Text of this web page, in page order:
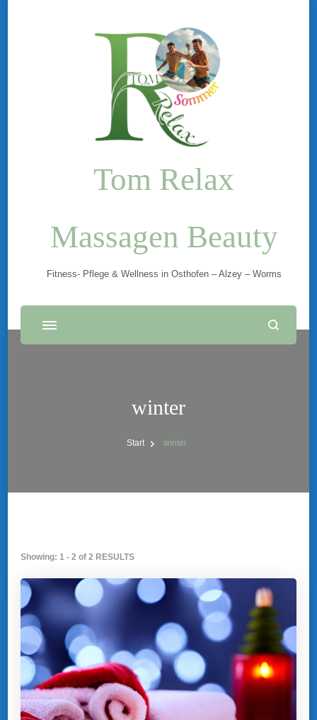
Tom Relax
Massagen Beauty
Fitness- Pflege & Wellness in Osthofen – Alzey – Worms
winter
Start winter
Showing: 1 - 2 of 2 RESULTS